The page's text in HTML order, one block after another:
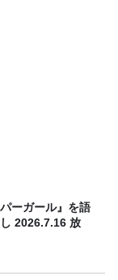
ーガール』を語
2026.7.16 放